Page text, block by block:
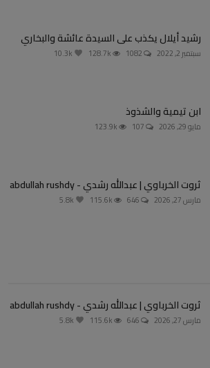
رشيد أيلال يكذب على السيدة عائشة والبخاري
سبتمبر 2, 2022
ابن تيمية والشذوذ
مايو 29, 2026
ثروت الخرباوي | عبدالله رشدي - abdullah rushdy
مارس 27, 2026
ثروت الخرباوي | عبدالله رشدي - abdullah rushdy
مارس 27, 2026